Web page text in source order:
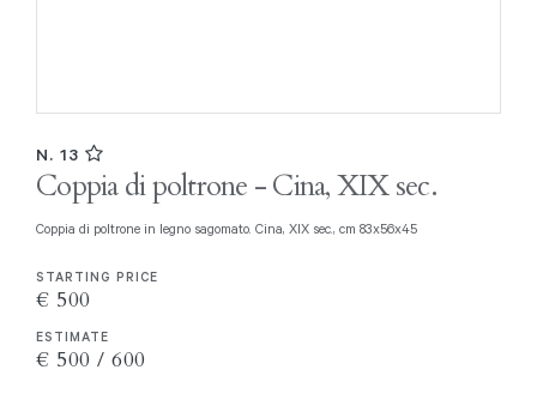
N. 13
Coppia di poltrone - Cina, XIX sec.
Coppia di poltrone in legno sagomato. Cina, XIX sec., cm 83x56x45
STARTING PRICE
€ 500
ESTIMATE
€ 500 / 600